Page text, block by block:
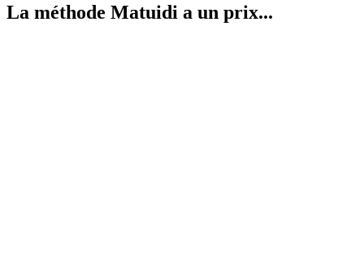
La méthode Matuidi a un prix...